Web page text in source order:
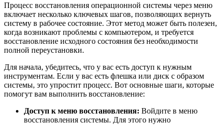
Процесс восстановления операционной системы через меню
включает несколько ключевых шагов, позволяющих вернуть
систему в рабочее состояние. Этот метод может быть полезен,
когда возникают проблемы с компьютером, и требуется
восстановление исходного состояния без необходимости
полной переустановки.
Для начала, убедитесь, что у вас есть доступ к нужным
инструментам. Если у вас есть флешка или диск с образом
системы, это упростит процесс. Вот основные шаги, которые
помогут вам выполнить восстановление:
Доступ к меню восстановления: Войдите в меню
восстановления системы. Для этого нужно